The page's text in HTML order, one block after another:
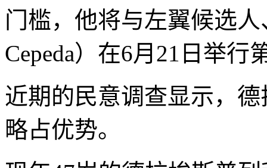
门槛，他将与左翼候选
Cepeda）在6月21日举
近期的民意调查显示，
略占优势。